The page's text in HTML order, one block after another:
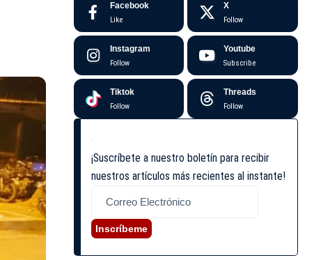
Facebook
Like
X
Follow
Instagram
Follow
Youtube
Subscribe
Tiktok
Follow
Threads
Follow
¡Suscríbete a nuestro boletín para recibir
nuestros artículos más recientes al instante!
Inscríbeme